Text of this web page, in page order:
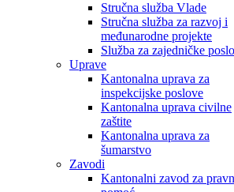
Stručna služba Vlade
Stručna služba za razvoj i
međunarodne projekte
Služba za zajedničke
Uprave
Kantonalna uprava za
inspekcijske poslove
Kantonalna uprava civilne
zaštite
Kantonalna uprava za
šumarstvo
Zavodi
Kantonalni zavod za